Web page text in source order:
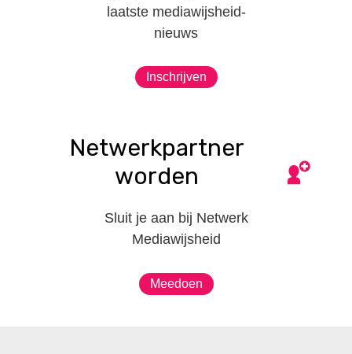
laatste mediawijsheid-
nieuws
Inschrijven
Netwerkpartner
worden
Sluit je aan bij Netwerk
Mediawijsheid
Meedoen